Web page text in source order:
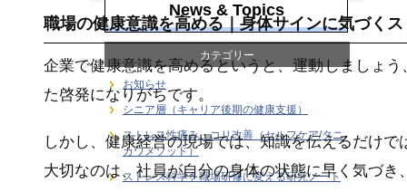
職場の健康意識を高める｜身体サインに気づく
企業で健康意識を高めるというと、運動しましょ
た啓発になりがちです。
しかし、健康経営の現場では、知識を伝えるだけで
大切なのは、社員が自分の身体の状態に早く気づ
News & Topics
カテゴリー
お知らせ
シニア層（キャリア後期の健康支援）
ストレス性痛み・コリ改善（セルフケア/タニ
カワメソッド）
ストレス科学を職場研修に変える研究ノート